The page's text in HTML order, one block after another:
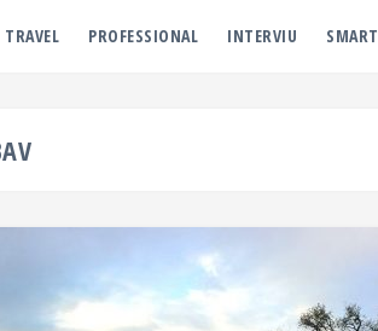
TRAVEL PROFESSIONAL INTERVIU SMART